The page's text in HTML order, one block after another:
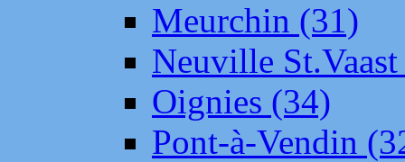
Meurchin (31)
Neuville
Oignies (34)
Pont-à-Vendin